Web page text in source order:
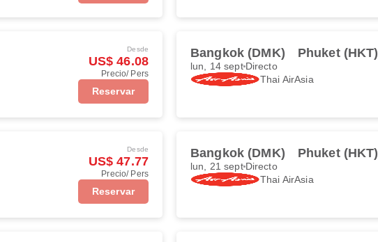
Desde
US$ 46.08
Precio/ Pers
Reservar
Bangkok (DMK) Phuket (HKT)
lun, 14 septDirecto
Thai AirAsia
Desde
US$ 47.77
Precio/ Pers
Reservar
Bangkok (DMK) Phuket (HKT)
lun, 21 septDirecto
Thai AirAsia